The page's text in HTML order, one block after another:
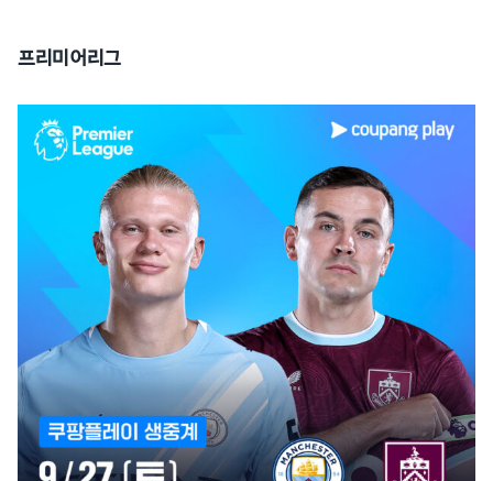
프리미어리그